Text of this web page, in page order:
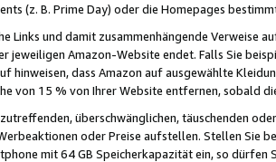
(z. B. Prime Day) oder die Homepages
Links und damit zusammenhängende
jeweiligen Amazon-Website endet. Falls Sie
hinweisen, dass Amazon auf ausgewählte
von 15 % von Ihrer Website entfernen, sobald
überschwänglichen, täuschenden
oder Preise aufstellen. Stellen Sie
mit 64 GB Speicherkapazität ein, so dürfen